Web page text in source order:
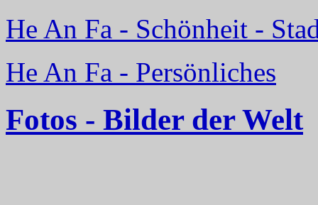
He An Fa - Schönheit -
He An Fa - Persönliches
Fotos - Bilder der Welt